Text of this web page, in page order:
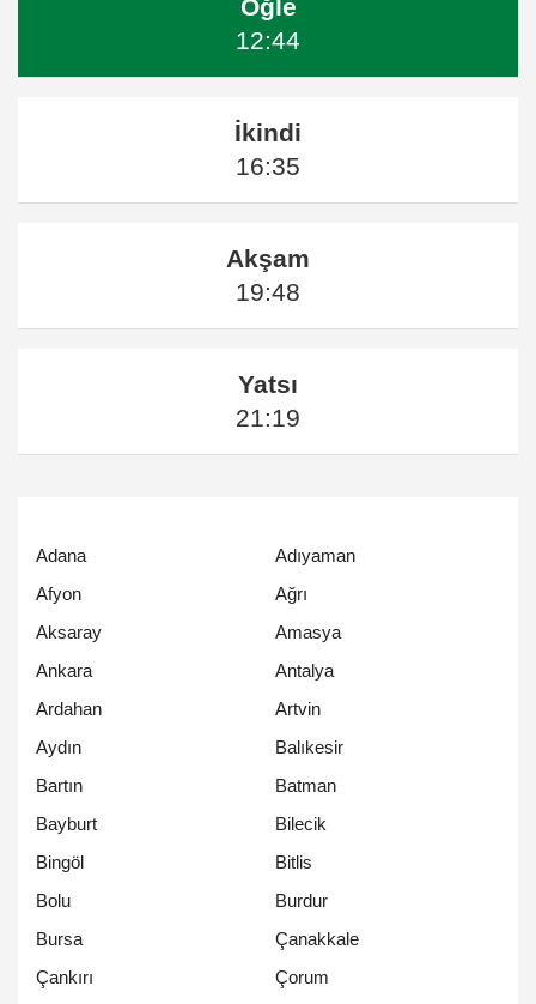
Öğle
12:44
İkindi
16:35
Akşam
19:48
Yatsı
21:19
Adana
Adıyaman
Afyon
Ağrı
Aksaray
Amasya
Ankara
Antalya
Ardahan
Artvin
Aydın
Balıkesir
Bartın
Batman
Bayburt
Bilecik
Bingöl
Bitlis
Bolu
Burdur
Bursa
Çanakkale
Çankırı
Çorum